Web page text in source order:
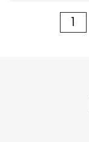
1